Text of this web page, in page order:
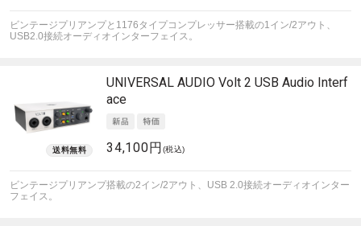
ビンテージプリアンプと1176タイプコンプレッサー搭載の1イン/2アウト、
USB2.0接続オーディオインターフェイス。
UNIVERSAL AUDIO Volt 2 USB Audio Interf
ace
34,100円 (税込)
ビンテージプリアンプ搭載の2イン/2アウト、USB 2.0接続オーディオインター
フェイス。